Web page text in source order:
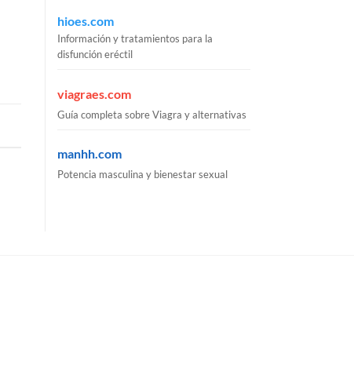
hioes.com
Información y tratamientos para la
disfunción eréctil
viagraes.com
Guía completa sobre Viagra y alternativas
manhh.com
Potencia masculina y bienestar sexual